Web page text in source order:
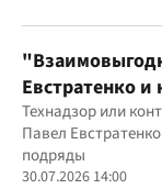
юрисдикций
Евстратенко
бюджетным
Технадзор или
Павел
подряды
30.07.2026 14:00